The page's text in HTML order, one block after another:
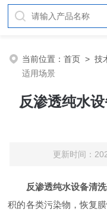
代理｜EDI模块维修
当前位置：首页 >技
适用场景
反渗透纯水
更新时间：
反渗透纯水设备清洗
积的各类污染物，恢复